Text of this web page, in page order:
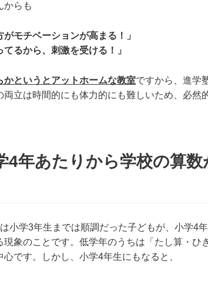
からも
モチベーションが高まる！」
るから、刺激を受ける！」
かというとアットホームな教室ですから、進学
立は時間的にも体力的にも難しいため、必然
年あたりから学校の算数
小学3年生までは順調だった子どもが、小学4
象のことです。低学年のうちは「たし算・ひ
です。しかし、小学4年生にもなると、